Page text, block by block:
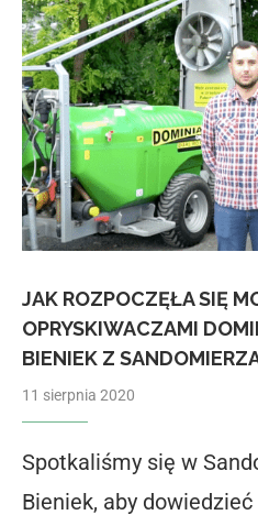
JAK ROZPOCZĘŁA SIĘ
OPRYSKIWACZAMI
BIENIEK Z
11 sierpnia 2020
Spotkaliśmy się w
Bieniek, aby